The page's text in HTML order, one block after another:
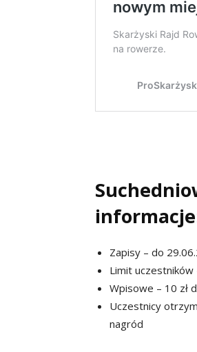
Zapisy – do
Limit
Wpisowe – 10 zł
Uczestnicy
nagród